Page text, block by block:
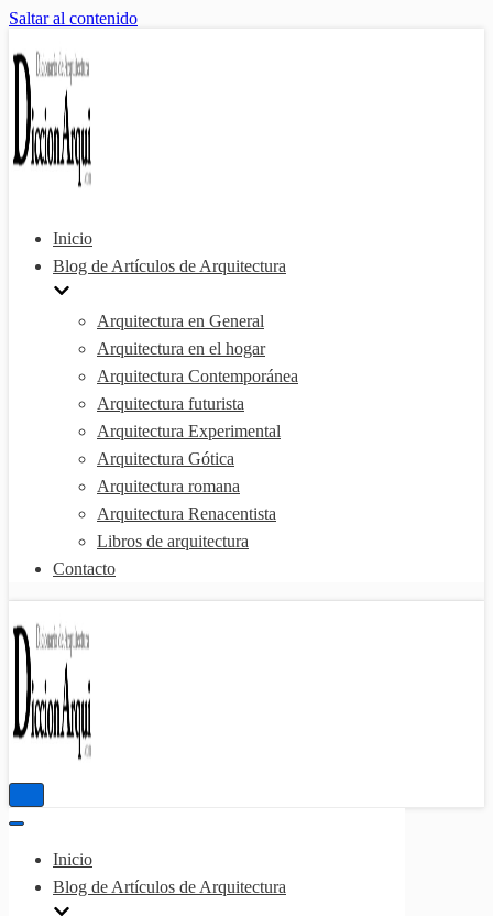
Saltar al contenido
Inicio
Blog de Artículos de Arquitectura
Arquitectura en General
Arquitectura en el hogar
Arquitectura Contemporánea
Arquitectura futurista
Arquitectura Experimental
Arquitectura Gótica
Arquitectura romana
Arquitectura Renacentista
Libros de arquitectura
Contacto
Menú
Menú
navegación
Inicio
Blog de Artículos de Arquitectura